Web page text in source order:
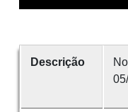
Descrição